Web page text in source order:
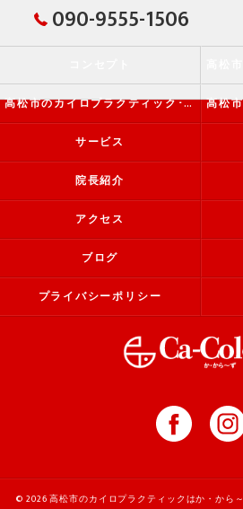
090-9555-1506
高松市のカイロプラクティック･か・から～ず施術院の評判
サービス
院長紹介
アクセス
ブログ
プライバシーポリシー
© 2026 高松市のカイロプラクティックはか・から～